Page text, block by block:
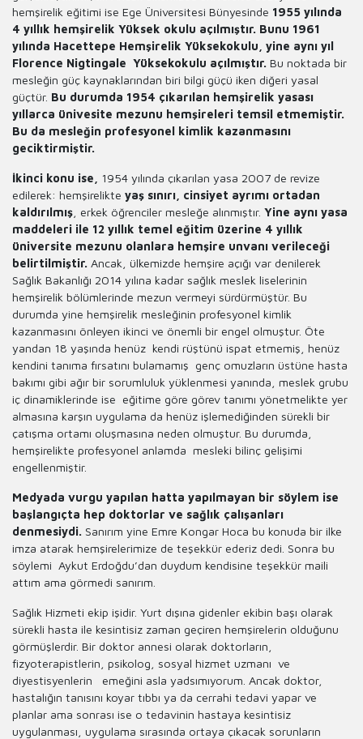
hemşirelik eğitimi ise Ege Üniversitesi Bünyesinde 1955 yılında
4 yıllık hemşirelik Yüksek okulu açılmıştır. Bunu 1961
yılında Hacettepe Hemşirelik Yüksekokulu, yine aynı yıl
Florence Nigtingale Yüksekokulu açılmıştır. Bu noktada bir
mesleğin güç kaynaklarından biri bilgi güçü iken diğeri yasal
güçtür. Bu durumda 1954 çıkarılan hemşirelik yasası
yıllarca ünivesite mezunu hemşireleri temsil etmemiştir.
Bu da mesleğin profesyonel kimlik kazanmasını
geciktirmiştir.
İkinci konu ise,
1954 yılında çıkarılan yasa 2007 de revize
edilerek: hemşirelikte yaş sınırı, cinsiyet ayrımı ortadan
kaldırılmış , erkek öğrenciler mesleğe alınmıştır. Yine aynı yasa
maddeleri ile 12 yıllık temel eğitim üzerine 4 yıllık
üniversite mezunu olanlara hemşire unvanı verileceği
belirtilmiştir. Ancak, ülkemizde hemşire açığı var denilerek
Sağlık Bakanlığı 2014 yılına kadar sağlık meslek liselerinin
hemşirelik bölümlerinde mezun vermeyi sürdürmüştür. Bu
durumda yine hemşirelik mesleğinin profesyonel kimlik
kazanmasını önleyen ikinci ve önemli bir engel olmuştur. Öte
yandan 18 yaşında henüz kendi rüştünü ispat etmemiş, henüz
kendini tanıma fırsatını bulamamış genç omuzların üstüne hasta
bakımı gibi ağır bir sorumluluk yüklenmesi yanında, meslek grubu
iç dinamiklerinde ise eğitime göre görev tanımı yönetmelikte yer
almasına karşın uygulama da henüz işlemediğinden sürekli bir
çatışma ortamı oluşmasına neden olmuştur. Bu durumda,
hemşirelikte profesyonel anlamda mesleki bilinç gelişimi
engellenmiştir.
Medyada vurgu yapılan hatta yapılmayan bir söylem ise
başlangıçta hep doktorlar ve sağlık çalışanları
denmesiydi. Sanırım yine Emre Kongar Hoca bu konuda bir ilke
imza atarak hemşirelerimize de teşekkür ederiz dedi. Sonra bu
söylemi Aykut Erdoğdu’dan duydum kendisine teşekkür maili
attım ama görmedi sanırım.
Sağlık Hizmeti ekip işidir. Yurt dışına gidenler ekibin başı olarak
sürekli hasta ile kesintisiz zaman geçiren hemşirelerin olduğunu
görmüşlerdir. Bir doktor annesi olarak doktorların,
fizyoterapistlerin, psikolog, sosyal hizmet uzmanı ve
diyestisyenlerin emeğini asla yadsımıyorum. Ancak doktor,
hastalığın tanısını koyar tıbbı ya da cerrahi tedavi yapar ve
planlar ama sonrası ise o tedavinin hastaya kesintisiz
uygulanması, uygulama sırasında ortaya çıkacak sorunların